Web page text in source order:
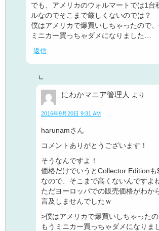
でも、アメリカのウォルマートでは1台
ルなのでそこまで厳しくないのでは？
僕はアメリカで爆買いしちゃったので
ミニカー買っちゃダメになりました…
返信
にわかマニア管理人 より:
2016年9月20日 9:31 AM
harunamさん
コメントありがとうございます！
そうなんですよ！
価格だけでいうとCollector Edition
なので、そこまで高くないんですよ
ただヨーロッパでの販売価格がわか
言及しませんでしたｗ
>僕はアメリカで爆買いしちゃった
もうミニカー買っちゃダメになりま